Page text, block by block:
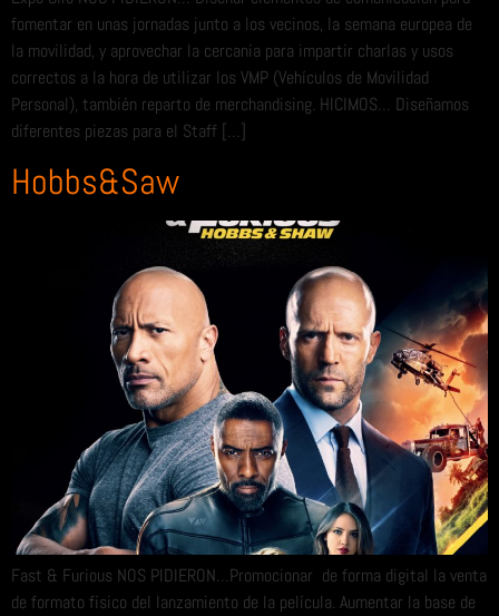
fomentar en unas jornadas junto a los vecinos, la semana europea de
la movilidad, y aprovechar la cercanía para impartir charlas y usos
correctos a la hora de utilizar los VMP (Vehículos de Movilidad
Personal), también reparto de merchandising. HICIMOS… Diseñamos
diferentes piezas para el Staff […]
Hobbs&Saw
Fast & Furious NOS PIDIERON…Promocionar de forma digital la venta
de formato físico del lanzamiento de la película. Aumentar la base de